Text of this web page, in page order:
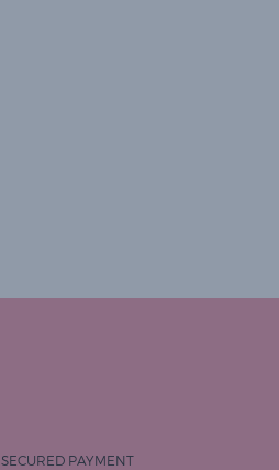
SECURED PAYMENT